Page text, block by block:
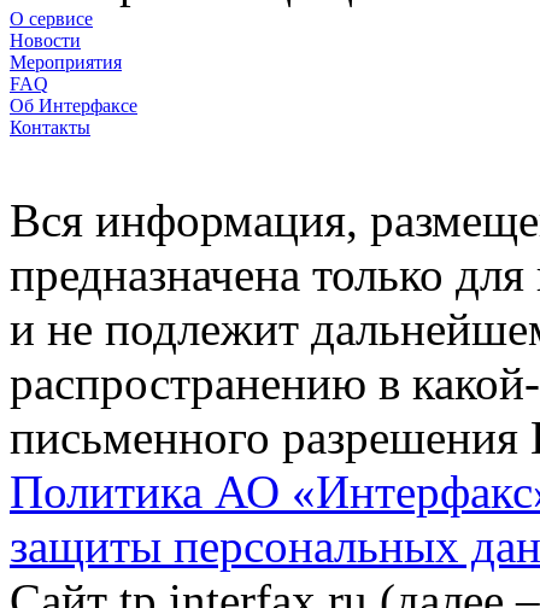
О сервисе
Новости
Мероприятия
FAQ
Об Интерфаксе
Контакты
Вся информация,
предназначена только
и не подлежит
распространению в
письменного разрешения
Политика АО
защиты персональных